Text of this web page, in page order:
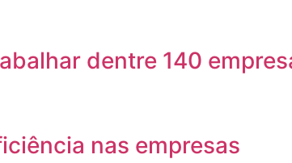
dentre 140
nas empresas